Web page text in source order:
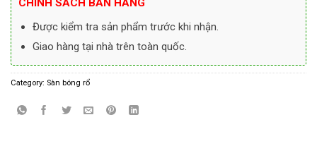
CHÍNH SÁCH BÁN HÀNG
Được kiểm tra sản phẩm trước khi nhận.
Giao hàng tại nhà trên toàn quốc.
Category: Sàn bóng rổ